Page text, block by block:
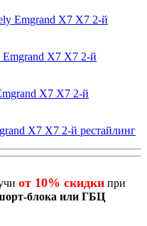
X7 X7 2-й
X7 X7 2-й рестайлинг
от 10% скидки при
блока или ГБЦ